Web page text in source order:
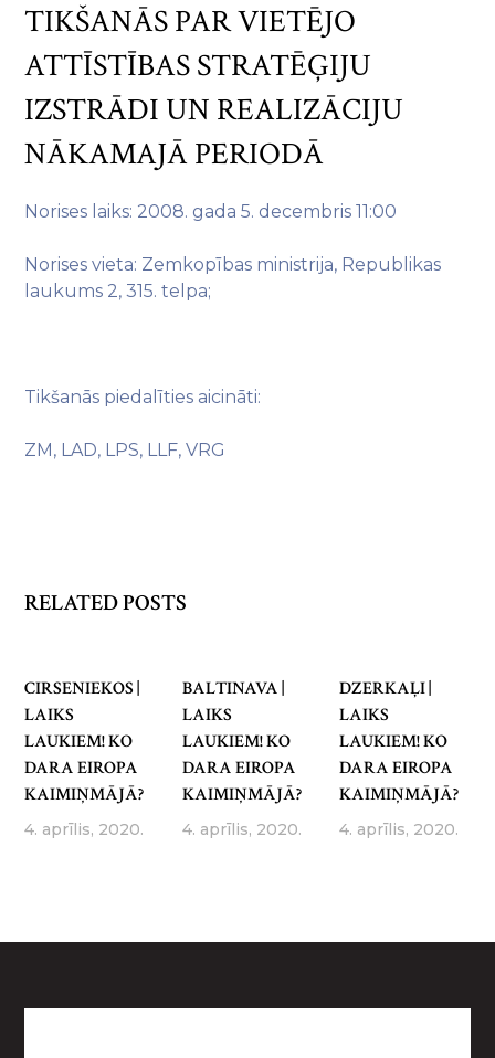
TIKŠANĀS PAR VIETĒJO
ATTĪSTĪBAS STRATĒĢIJU
IZSTRĀDI UN REALIZĀCIJU
NĀKAMAJĀ PERIODĀ
Norises laiks: 2008. gada 5. decembris 11:00
Norises vieta: Zemkopības ministrija, Republikas
laukums 2, 315. telpa;
Tikšanās piedalīties aicināti:
ZM, LAD, LPS, LLF, VRG
RELATED POSTS
CIRSENIEKOS |
LAIKS
LAUKIEM! KO
DARA EIROPA
KAIMIŅMĀJĀ?
4. aprīlis, 2020.
BALTINAVA |
LAIKS
LAUKIEM! KO
DARA EIROPA
KAIMIŅMĀJĀ?
4. aprīlis, 2020.
DZERKAĻI |
LAIKS
LAUKIEM! KO
DARA EIROPA
KAIMIŅMĀJĀ?
4. aprīlis, 2020.